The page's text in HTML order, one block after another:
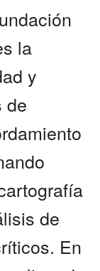
la
y
de
de
En